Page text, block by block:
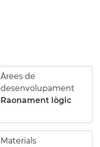
Àrees de
desenvolupament
Raonament lògic
Materials